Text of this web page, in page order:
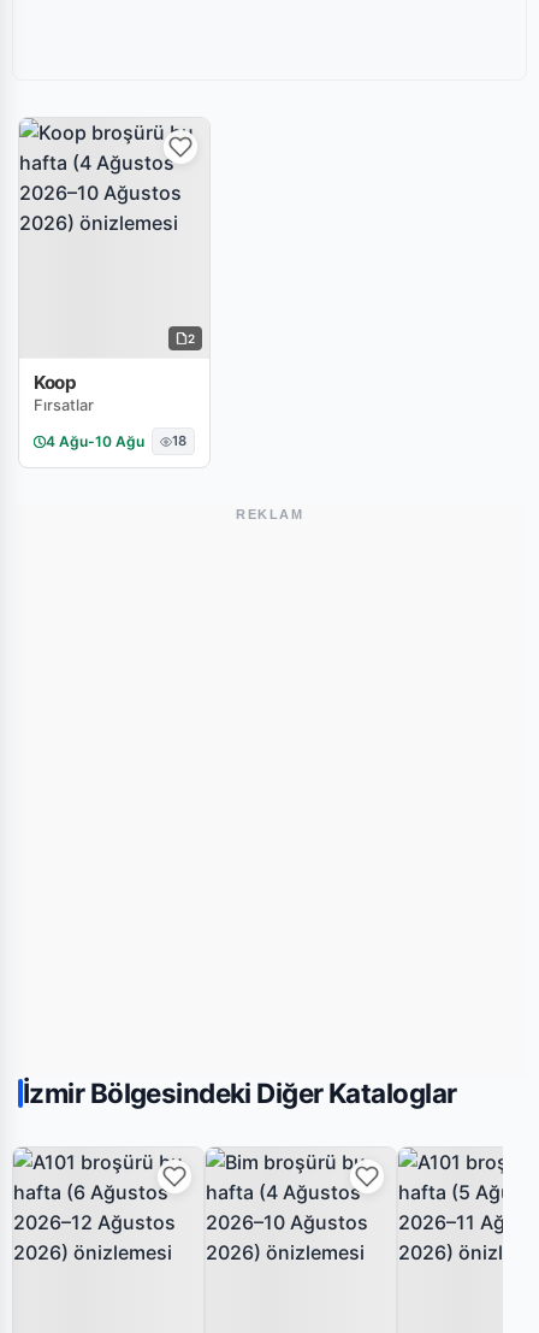
2
Koop
Fırsatlar
4 Ağu-10 Ağu 18
REKLAM
İzmir Bölgesindeki Diğer Kataloglar